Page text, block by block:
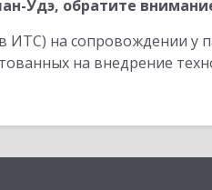
Удэ, обратите
ИТС) на сопровождении у
на внедрение